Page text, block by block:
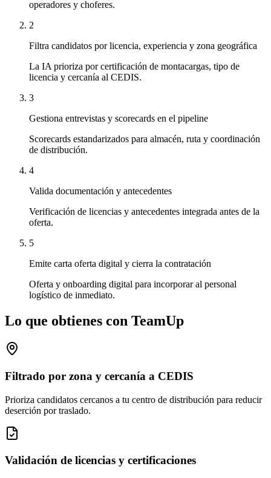
operadores y choferes.
2
Filtra candidatos por licencia, experiencia y zona geográfica
La IA prioriza por certificación de montacargas, tipo de
licencia y cercanía al CEDIS.
3
Gestiona entrevistas y scorecards en el pipeline
Scorecards estandarizados para almacén, ruta y coordinación
de distribución.
4
Valida documentación y antecedentes
Verificación de licencias y antecedentes integrada antes de la
oferta.
5
Emite carta oferta digital y cierra la contratación
Oferta y onboarding digital para incorporar al personal
logístico de inmediato.
Lo que obtienes con TeamUp
Filtrado por zona y cercanía a CEDIS
Prioriza candidatos cercanos a tu centro de distribución para reducir
deserción por traslado.
Validación de licencias y certificaciones